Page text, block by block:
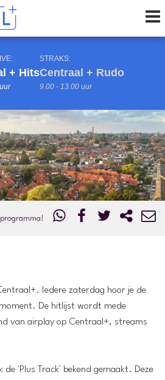
+ Hits
STRAKS:
Centraal + Rudo
9.00 - 13.00 uur
uur 1 van 0 Volgend uur
programma!
Iedere zaterdag hoor je de
De hitlijst wordt mede
van airplay op Centraal+, streams
'Plus Track' bekend gemaakt. Deze